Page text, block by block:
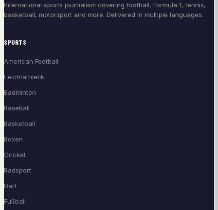
International sports journalism covering football, Formula 1, tennis,
basketball, motorsport and more. Delivered in multiple languages.
SPORTS
American Football
Leichtathletik
Badminton
Baseball
Basketball
Boxen
Cricket
Radsport
Dart
Fußball